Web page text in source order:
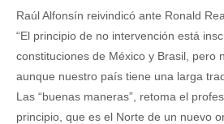
Raúl Alfonsín reivindicó ante Ronald
“El principio de no intervención está
constituciones de México y Brasil, pero
aunque nuestro país tiene una larga
Las “buenas maneras”, retoma el
principio, que es el Norte de un nuevo